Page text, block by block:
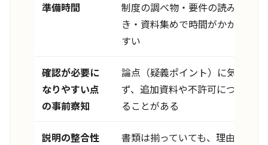
準備時間
制度の調べ物・要件の読み解
き・資料集めで時間がかかりや
すい
確認が必要に
なりやすい点
の事前察知
論点（疑義ポイント）に気づけ
ず、追加資料や不許可につなが
ることがある
説明の整合性
書類は揃っていても、理由のつ